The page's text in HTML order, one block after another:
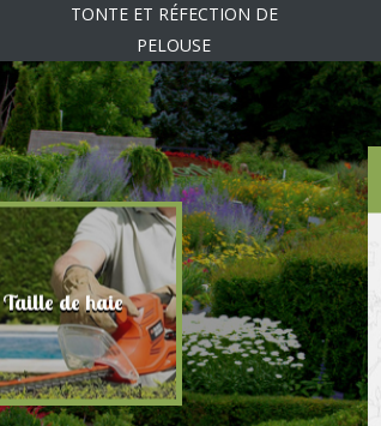
TONTE ET RÉFECTION DE
PELOUSE
Taille de haie Abattage d'arbres